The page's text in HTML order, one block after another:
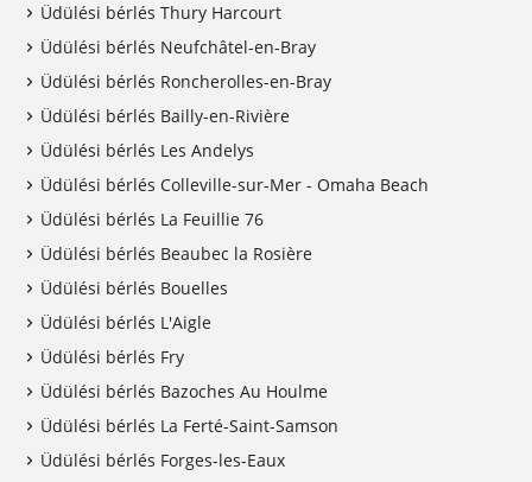
Üdülési bérlés Thury Harcourt
Üdülési bérlés Neufchâtel-en-Bray
Üdülési bérlés Roncherolles-en-Bray
Üdülési bérlés Bailly-en-Rivière
Üdülési bérlés Les Andelys
Üdülési bérlés Colleville-sur-Mer - Omaha Beach
Üdülési bérlés La Feuillie 76
Üdülési bérlés Beaubec la Rosière
Üdülési bérlés Bouelles
Üdülési bérlés L'Aigle
Üdülési bérlés Fry
Üdülési bérlés Bazoches Au Houlme
Üdülési bérlés La Ferté-Saint-Samson
Üdülési bérlés Forges-les-Eaux